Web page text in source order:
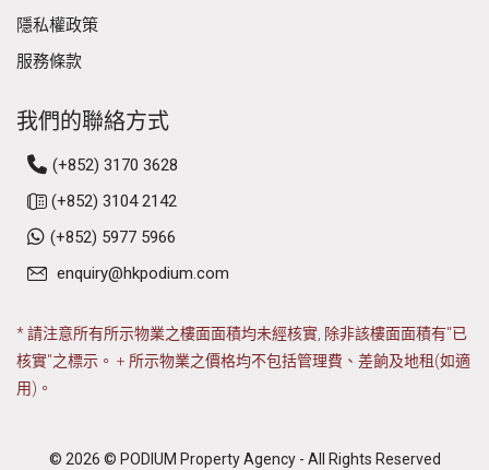
隱私權政策
服務條款
我們的聯絡方式
(+852) 3170 3628
(+852) 3104 2142
(+852) 5977 5966
enquiry@hkpodium.com
* 請注意所有所示物業之樓面面積均未經核實, 除非該樓面面積有"已
核實"之標示。 + 所示物業之價格均不包括管理費、差餉及地租(如適
用)。
© 2026 © PODIUM Property Agency - All Rights Reserved